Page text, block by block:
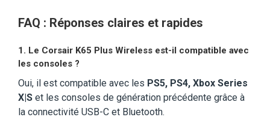
FAQ : Réponses claires et rapides
1. Le Corsair K65 Plus Wireless est-il compatible avec
les consoles ?
Oui, il est compatible avec les PS5, PS4, Xbox Series
X|S et les consoles de génération précédente grâce à
la connectivité USB-C et Bluetooth.